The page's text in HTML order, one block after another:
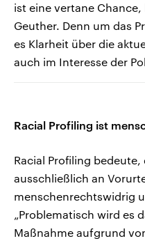
ist eine vertane
Geuther. Denn um das
es Klarheit über die
auch im Interesse der
Racial Profiling ist
Racial Profiling
ausschließlich an
menschenrechtswidrig
„Problematisch wird es
Maßnahme aufgrund